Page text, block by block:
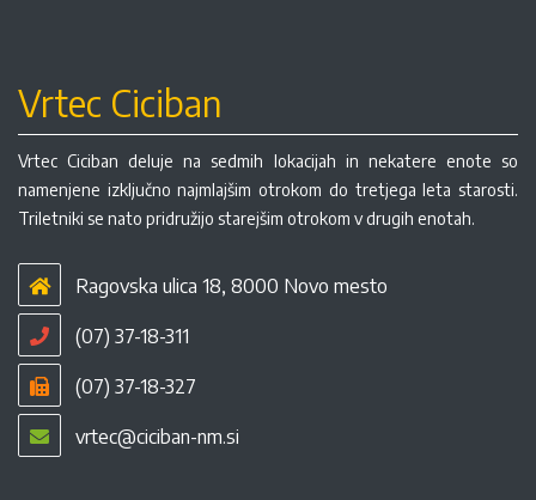
Vrtec Ciciban
Vrtec Ciciban deluje na sedmih lokacijah in nekatere enote so
namenjene izključno najmlajšim otrokom do tretjega leta starosti.
Triletniki se nato pridružijo starejšim otrokom v drugih enotah.
Ragovska ulica 18, 8000 Novo mesto
(07) 37-18-311
(07) 37-18-327
vrtec@ciciban-nm.si